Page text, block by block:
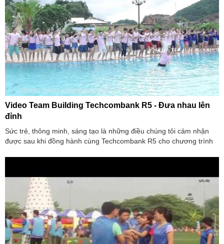
Video Team Building Techcombank R5 - Đưa nhau lên
đỉnh
Sức trẻ, thông minh, sáng tạo là những điều chúng tôi cảm nhận
được sau khi đồng hành cùng Techcombank R5 cho chương trình